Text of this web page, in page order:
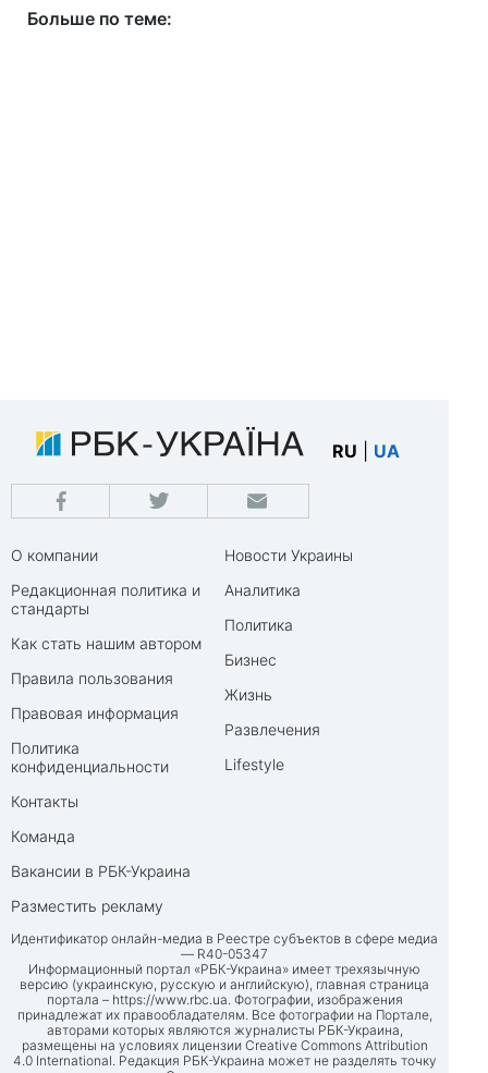
Больше по теме:
RU UA
О компании
Редакционная политика и
стандарты
Как стать нашим автором
Правила пользования
Правовая информация
Политика
конфиденциальности
Контакты
Команда
Вакансии в РБК-Украина
Разместить рекламу
Новости Украины
Аналитика
Политика
Бизнес
Жизнь
Развлечения
Lifestyle
Идентификатор онлайн-медиа в Реестре субъектов в сфере медиа
— R40-05347
Информационный портал «РБК-Украина» имеет трехязычную
версию (украинскую, русскую и английскую), главная страница
портала – https://www.rbc.ua. Фотографии, изображения
принадлежат их правообладателям. Все фотографии на Портале,
авторами которых являются журналисты РБК-Украина,
размещены на условиях лицензии Creative Commons Attribution
4.0 International. Редакция РБК-Украина может не разделять точку